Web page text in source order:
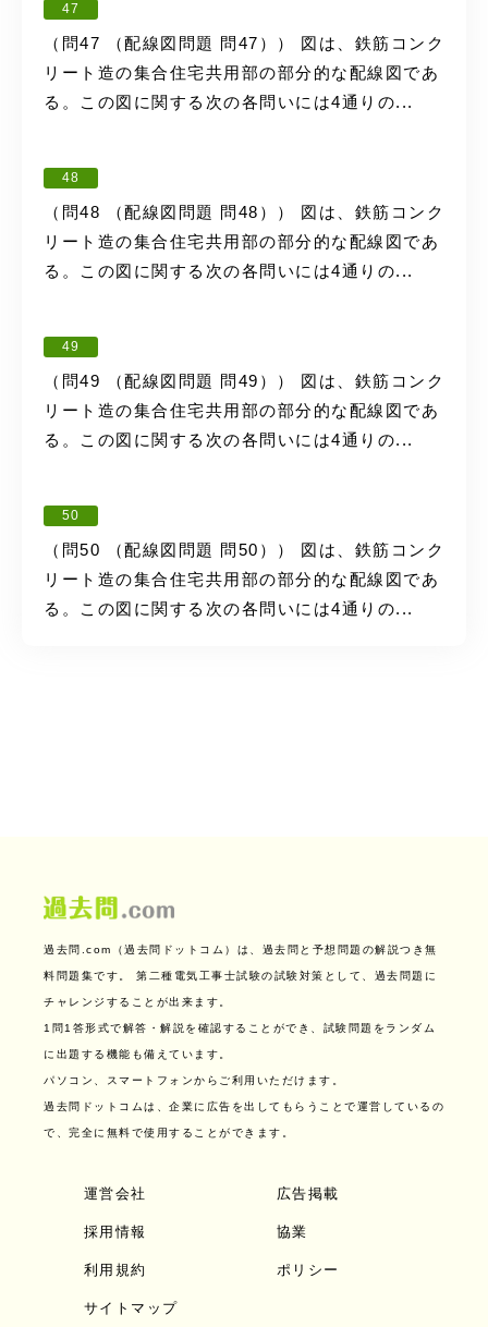
47
（問47 （配線図問題 問47）） 図は、鉄筋コンク
リート造の集合住宅共用部の部分的な配線図であ
る。この図に関する次の各問いには4通りの...
48
（問48 （配線図問題 問48）） 図は、鉄筋コンク
リート造の集合住宅共用部の部分的な配線図であ
る。この図に関する次の各問いには4通りの...
49
（問49 （配線図問題 問49）） 図は、鉄筋コンク
リート造の集合住宅共用部の部分的な配線図であ
る。この図に関する次の各問いには4通りの...
50
（問50 （配線図問題 問50）） 図は、鉄筋コンク
リート造の集合住宅共用部の部分的な配線図であ
る。この図に関する次の各問いには4通りの...
過去問.com（過去問ドットコム）は、過去問と予想問題の解説つき無
料問題集です。 第二種電気工事士試験の試験対策として、過去問題に
チャレンジすることが出来ます。
1問1答形式で解答・解説を確認することができ、試験問題をランダム
に出題する機能も備えています。
パソコン、スマートフォンからご利用いただけます。
過去問ドットコムは、企業に広告を出してもらうことで運営しているの
で、完全に無料で使用することができます。
運営会社 広告掲載
採用情報 協業
利用規約 ポリシー
サイトマップ